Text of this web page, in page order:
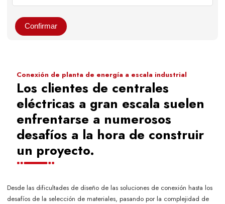
Confirmar
Conexión de planta de energía a escala industrial
Los clientes de centrales
eléctricas a gran escala suelen
enfrentarse a numerosos
desafíos a la hora de construir
un proyecto.
Desde las dificultades de diseño de las soluciones de conexión hasta los
desafíos de la selección de materiales, pasando por la complejidad de